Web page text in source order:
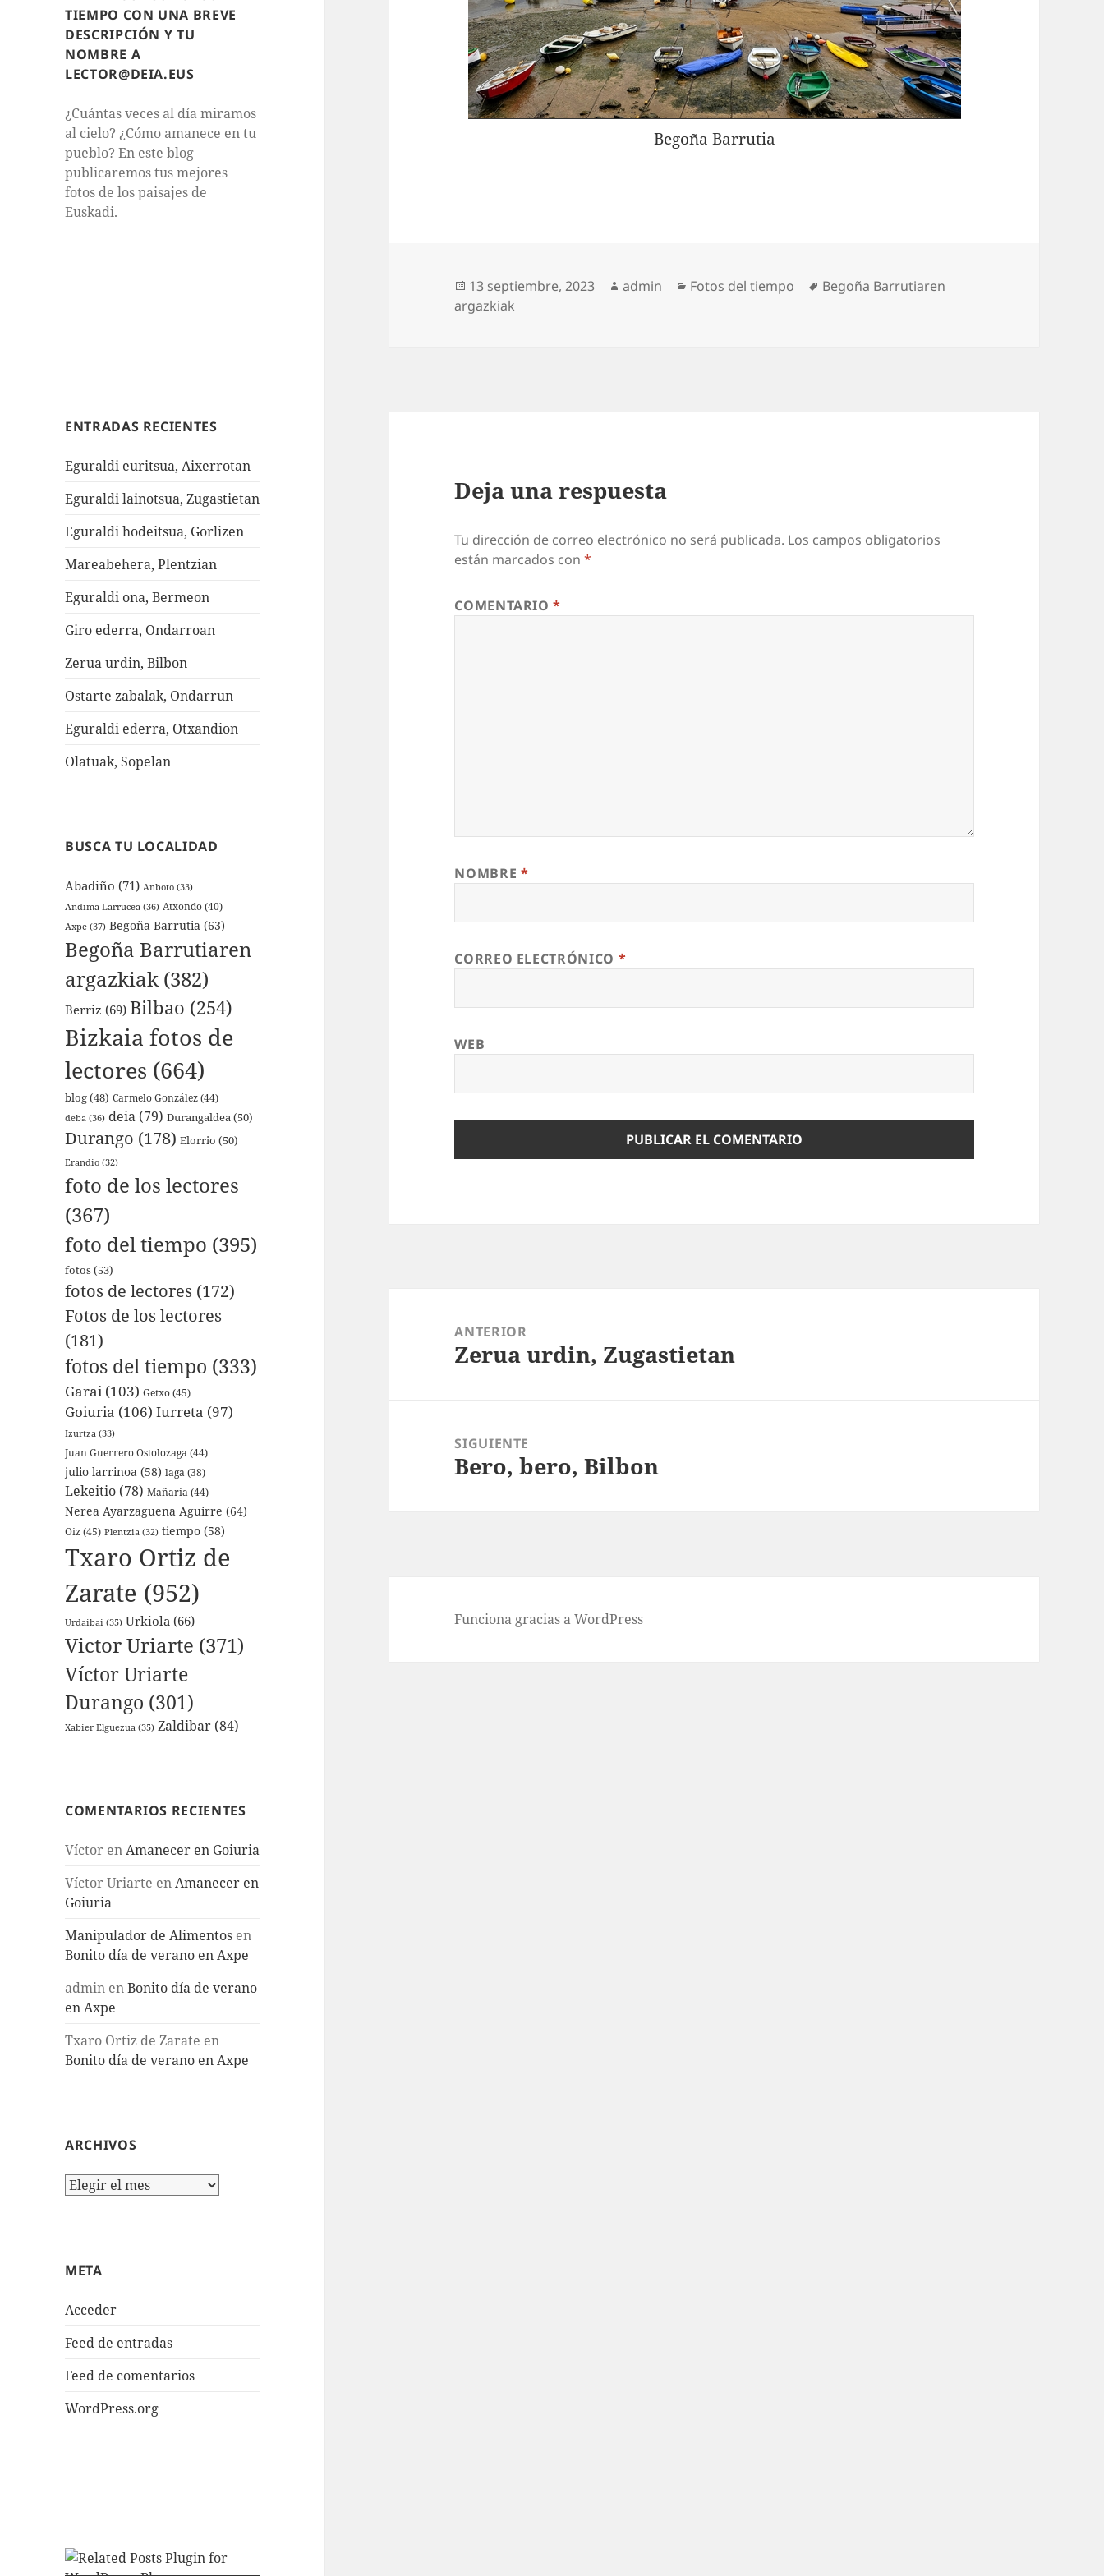
TIEMPO CON UNA BREVE
DESCRIPCIÓN Y TU
NOMBRE A
LECTOR@DEIA.EUS
¿Cuántas veces al día miramos
al cielo? ¿Cómo amanece en tu
pueblo? En este blog
publicaremos tus mejores
fotos de los paisajes de
Euskadi.
ENTRADAS RECIENTES
Eguraldi euritsua, Aixerrotan
Eguraldi lainotsua, Zugastietan
Eguraldi hodeitsua, Gorlizen
Mareabehera, Plentzian
Eguraldi ona, Bermeon
Giro ederra, Ondarroan
Zerua urdin, Bilbon
Ostarte zabalak, Ondarrun
Eguraldi ederra, Otxandion
Olatuak, Sopelan
BUSCA TU LOCALIDAD
Abadiño (71) Anboto (33)
Andima Larrucea (36) Atxondo(40)
Axpe (37) Begoña Barrutia (63)
Begoña Barrutiaren
argazkiak (382)
Berriz (69) Bilbao (254)
Bizkaia fotos de
lectores (664)
blog(48) Carmelo González(44)
deba (36) deia (79) Durangaldea(50)
Durango (178) Elorrio (50)
Erandio (32)
foto de los lectores
(367)
foto del tiempo (395)
fotos(53)
fotos de lectores (172)
Fotos de los lectores
(181)
fotos del tiempo (333)
Garai(103) Getxo(45)
Goiuria (106) Iurreta (97)
Izurtza (33)
Juan Guerrero Ostolozaga(44)
julio larrinoa (58) laga (38)
Lekeitio (78) Mañaria(44)
Nerea Ayarzaguena Aguirre (64)
Oiz(45) Plentzia (32) tiempo (58)
Txaro Ortiz de
Zarate (952)
Urdaibai (35) Urkiola (66)
Victor Uriarte (371)
Víctor Uriarte
Durango (301)
Xabier Elguezua (35) Zaldibar (84)
COMENTARIOS RECIENTES
Víctor enAmanecer en Goiuria
Víctor Uriarte enAmanecer en
Goiuria
Manipulador de Alimentos en
Bonito día de verano en Axpe
admin enBonito día de verano
en Axpe
Txaro Ortiz de Zarate en
Bonito día de verano en Axpe
ARCHIVOS
Archivos
META
Acceder
Feed de entradas
Feed de comentarios
WordPress.org
Begoña Barrutia
Publicado
el
13 septiembre, 2023 Autor
admin Categorías
Fotos del tiempo Etiquetas
Begoña Barrutiaren
argazkiak
Deja una respuesta
Tu dirección de correo electrónico no será publicada. Los campos obligatorios
están marcados con*
COMENTARIO*
NOMBRE *
CORREO ELECTRÓNICO *
WEB
entradas
ANTERIOR
Entrada
Zerua urdin, Zugastietan
SIGUIENTE
Entrada
Bero, bero, Bilbon
Funciona gracias a WordPress